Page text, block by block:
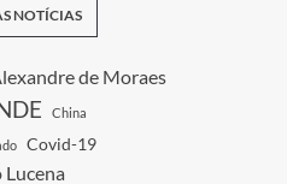
NOTÍCIAS
de Moraes
China
Covid-19
Lucena